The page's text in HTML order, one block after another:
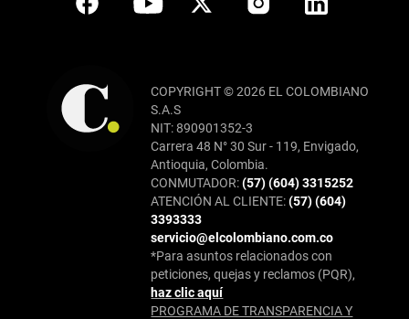
COPYRIGHT © 2026 EL COLOMBIANO
S.A.S
NIT: 890901352-3
Carrera 48 N° 30 Sur - 119, Envigado,
Antioquia, Colombia.
CONMUTADOR:(57) (604) 3315252
ATENCIÓN AL CLIENTE:(57) (604)
3393333
servicio@elcolombiano.com.co
*Para asuntos relacionados con
peticiones, quejas y reclamos (PQR),
haz clic aquí
PROGRAMA DE TRANSPARENCIA Y